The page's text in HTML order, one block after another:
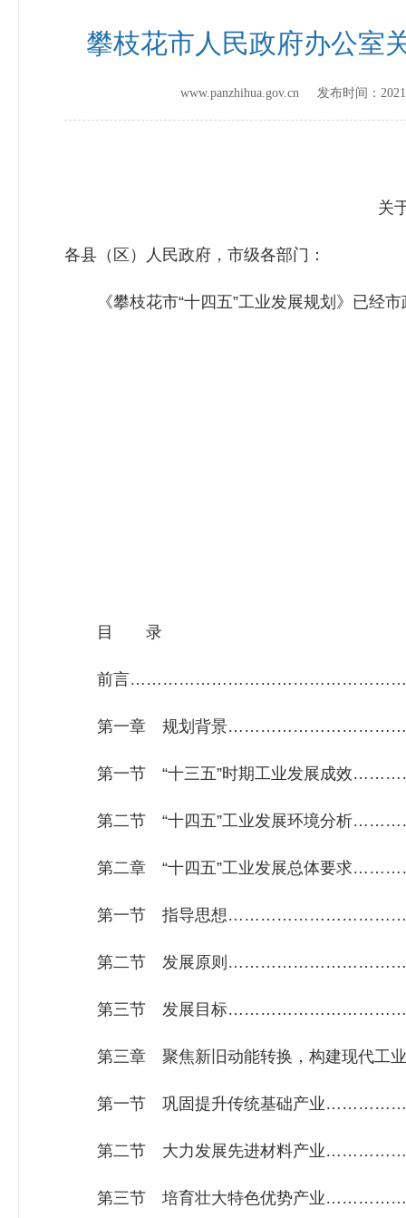
攀枝花市人民政府办公室
www.panzhihua.gov.cn 发布时间：
关于
各县（区）人民政府，市级各部门：
《攀枝花市“十四五”工业发展规划》已经市
目 录
前言
第一章 规划背景
第一节 “十三五”时期工业发展成效
第二节 “十四五”工业发展环境分析
第二章 “十四五”工业发展总体要求
第一节 指导思想
第二节 发展原则
第三节 发展目标
第三章 聚焦新旧动能转换，构建现代
第一节 巩固提升传统基础产业
第二节 大力发展先进材料产业
第三节 培育壮大特色优势产业